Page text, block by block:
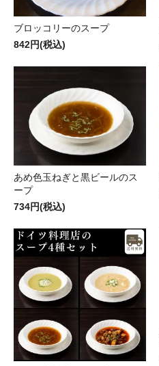
ブロッコリーのスープ
842円(税込)
あめ色玉ねぎと黒ビールのス
ープ
734円(税込)